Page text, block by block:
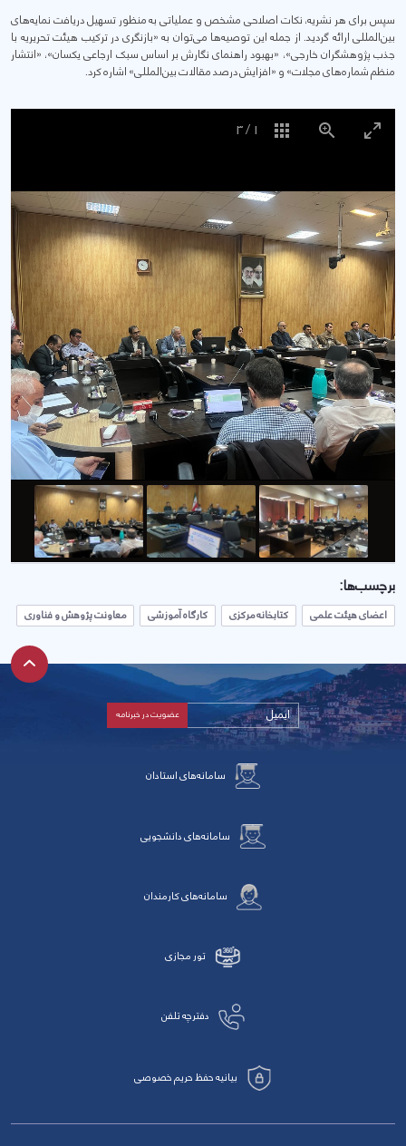
سپس برای هر نشریه، نکات اصلاحی مشخص و عملیاتی به منظور تسهیل دریافت نمایه‌های
بین‌المللی ارائه گردید. از جمله این توصیه‌ها می‌توان به «بازنگری در ترکیب هیئت تحریریه با
جذب پژوهشگران خارجی»، «بهبود راهنمای نگارش بر اساس سبک ارجاعی یکسان»، «انتشار
منظم شماره‌های مجلات» و «افزایش درصد مقالات بین‌المللی» اشاره کرد.
1
/
3
برچسب‌ها:
اعضای هیئت علمی کتابخانه مرکزی کارگاه آموزشی معاونت پژوهش و فناوری
سامانه‌های استادان
سامانه‌های دانشجویی
سامانه‌های کارمندان
تور مجازی
دفترچه تلفن
بیانیه حفظ حریم خصوصی